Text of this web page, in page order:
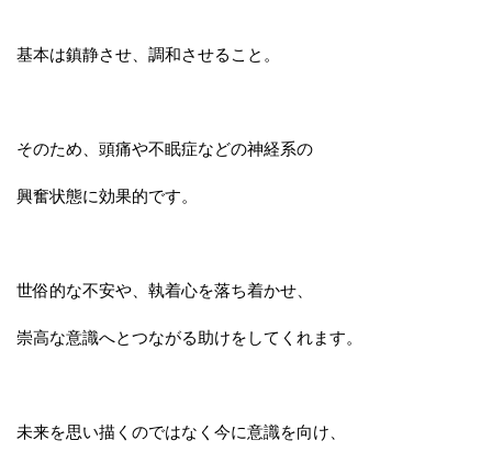
基本は鎮静させ、調和させること。
そのため、頭痛や不眠症などの神経系の
興奮状態に効果的です。
世俗的な不安や、執着心を落ち着かせ、
崇高な意識へとつながる助けをしてくれます。
未来を思い描くのではなく今に意識を向け、